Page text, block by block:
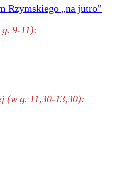
Rzymskiego „na jutro”
g. 9-11):
(w g. 11,30-13,30):